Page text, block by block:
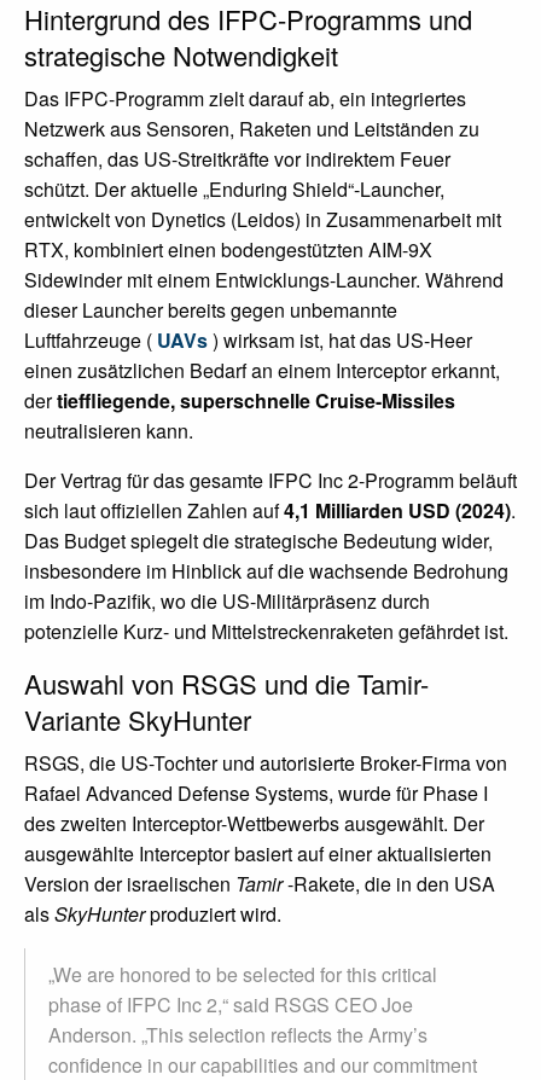
Hintergrund des IFPC-Programms und
strategische Notwendigkeit
Das IFPC-Programm zielt darauf ab, ein integriertes
Netzwerk aus Sensoren, Raketen und Leitständen zu
schaffen, das US-Streitkräfte vor indirektem Feuer
schützt. Der aktuelle „Enduring Shield“-Launcher,
entwickelt von Dynetics (Leidos) in Zusammenarbeit mit
RTX, kombiniert einen bodengestützten AIM-9X
Sidewinder mit einem Entwicklungs-Launcher. Während
dieser Launcher bereits gegen unbemannte
Luftfahrzeuge ( UAVs) wirksam ist, hat das US-Heer
einen zusätzlichen Bedarf an einem Interceptor erkannt,
dertieffliegende, superschnelle Cruise-Missiles
neutralisieren kann.
Der Vertrag für das gesamte IFPC Inc 2-Programm beläuft
sich laut offiziellen Zahlen auf4,1 Milliarden USD (2024).
Das Budget spiegelt die strategische Bedeutung wider,
insbesondere im Hinblick auf die wachsende Bedrohung
im Indo-Pazifik, wo die US-Militärpräsenz durch
potenzielle Kurz- und Mittelstreckenraketen gefährdet ist.
Auswahl von RSGS und die Tamir-
Variante SkyHunter
RSGS, die US-Tochter und autorisierte Broker-Firma von
Rafael Advanced Defense Systems, wurde für Phase I
des zweiten Interceptor-Wettbewerbs ausgewählt. Der
ausgewählte Interceptor basiert auf einer aktualisierten
Version der israelischen Tamir-Rakete, die in den USA
alsSkyHunterproduziert wird.
„We are honored to be selected for this critical
phase of IFPC Inc 2,“ said RSGS CEO Joe
Anderson. „This selection reflects the Army’s
confidence in our capabilities and our commitment